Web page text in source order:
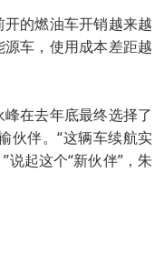
的燃油车开销越来越
车，使用成本差距越
在去年底最终选择了
伙伴。“这辆车续航实
起这个“新伙伴”，朱